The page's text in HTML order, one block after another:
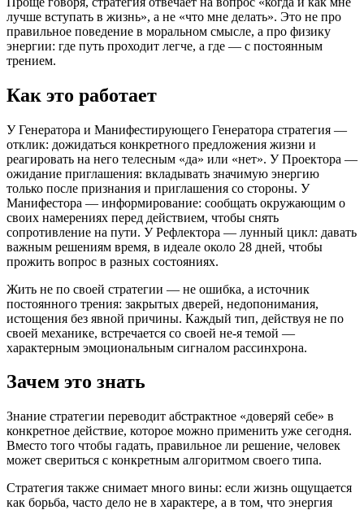
лучше вступать в жизнь», а не «что мне делать». Это не про
правильное поведение в моральном смысле, а про физику
энергии: где путь проходит легче, а где — с постоянным
трением.
Как это работает
У Генератора и Манифестирующего Генератора стратегия —
отклик: дожидаться конкретного предложения жизни и
реагировать на него телесным «да» или «нет». У Проектора —
ожидание приглашения: вкладывать значимую энергию
только после признания и приглашения со стороны. У
Манифестора — информирование: сообщать окружающим о
своих намерениях перед действием, чтобы снять
сопротивление на пути. У Рефлектора — лунный цикл: давать
важным решениям время, в идеале около 28 дней, чтобы
прожить вопрос в разных состояниях.
Жить не по своей стратегии — не ошибка, а источник
постоянного трения: закрытых дверей, недопонимания,
истощения без явной причины. Каждый тип, действуя не по
своей механике, встречается со своей не-я темой —
характерным эмоциональным сигналом рассинхрона.
Зачем это знать
Знание стратегии переводит абстрактное «доверяй себе» в
конкретное действие, которое можно применить уже сегодня.
Вместо того чтобы гадать, правильное ли решение, человек
может свериться с конкретным алгоритмом своего типа.
Стратегия также снимает много вины: если жизнь ощущается
как борьба, часто дело не в характере, а в том, что энергия